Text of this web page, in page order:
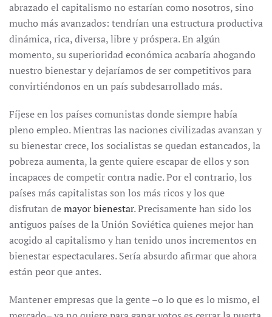
abrazado el capitalismo no estarían como nosotros, sino
mucho más avanzados: tendrían una estructura productiva
dinámica, rica, diversa, libre y próspera. En algún
momento, su superioridad económica acabaría ahogando
nuestro bienestar y dejaríamos de ser competitivos para
convirtiéndonos en un país subdesarrollado más.
Fíjese en los países comunistas donde siempre había
pleno empleo. Mientras las naciones civilizadas avanzan y
su bienestar crece, los socialistas se quedan estancados, la
pobreza aumenta, la gente quiere escapar de ellos y son
incapaces de competir contra nadie. Por el contrario, los
países más capitalistas son los más ricos y los que
disfrutan demayor bienestar. Precisamente han sido los
antiguos países de la Unión Soviética quienes mejor han
acogido al capitalismo y han tenido unos incrementos en
bienestar espectaculares. Sería absurdo afirmar que ahora
están peor que antes.
Mantener empresas que la gente –o lo que es lo mismo, el